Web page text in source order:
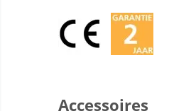
Accessoires